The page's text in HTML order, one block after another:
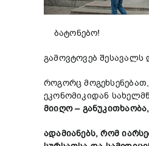
ბატონებო!
გამოვტოვებ
როგორც
ეკონომიკიდან
მიიღო– განუკითხაობა,
ადამიანებს,რომ